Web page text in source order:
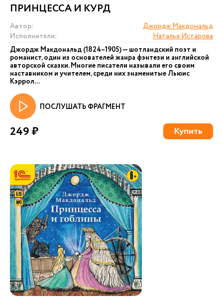
ПРИНЦЕССА И КУРД
Автор:
Джордж Макдональд
Исполнители:
Наталья Истарова
Джордж Макдональд (1824–1905) — шотландский поэт и
романист, один из основателей жанра фэнтези и английской
авторской сказки. Многие писатели называли его своим
наставником и учителем, среди них знаменитые Льюис
Кэррол...
ПОСЛУШАТЬ ФРАГМЕНТ
249 ₽ Купить